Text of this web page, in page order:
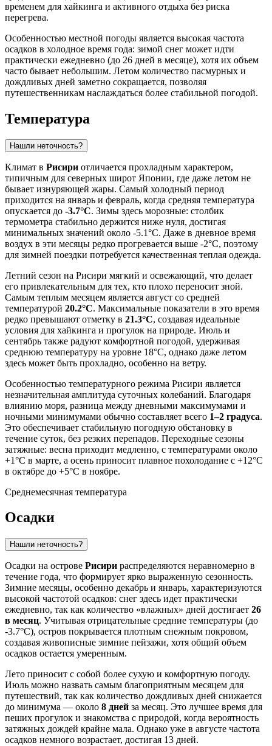
временем для хайкинга и активного отдыха без риска
перегрева.
Особенностью местной погоды является высокая частота
осадков в холодное время года: зимой снег может идти
практически ежедневно (до 26 дней в месяце), хотя их объем
часто бывает небольшим. Летом количество пасмурных и
дождливых дней заметно сокращается, позволяя
путешественникам наслаждаться более стабильной погодой.
Температура
Нашли неточность?
Климат в Рисири отличается прохладным характером,
типичным для северных широт Японии, где даже летом не
бывает изнуряющей жары. Самый холодный период
приходится на январь и февраль, когда средняя температура
опускается до -3.7°C. Зимы здесь морозные: столбик
термометра стабильно держится ниже нуля, достигая
минимальных значений около -5.1°C. Даже в дневное время
воздух в эти месяцы редко прогревается выше -2°C, поэтому
для зимней поездки потребуется качественная теплая одежда.
Летний сезон на Рисири мягкий и освежающий, что делает
его привлекательным для тех, кто плохо переносит зной.
Самым теплым месяцем является август со средней
температурой 20.2°C. Максимальные показатели в это время
редко превышают отметку в 21.3°C, создавая идеальные
условия для хайкинга и прогулок на природе. Июль и
сентябрь также радуют комфортной погодой, удерживая
среднюю температуру на уровне 18°C, однако даже летом
здесь может быть прохладно, особенно на ветру.
Особенностью температурного режима Рисири является
незначительная амплитуда суточных колебаний. Благодаря
влиянию моря, разница между дневными максимумами и
ночными минимумами обычно составляет всего 1–2 градуса.
Это обеспечивает стабильную погодную обстановку в
течение суток, без резких перепадов. Переходные сезоны
затяжные: весна приходит медленно, с температурами около
+1°C в марте, а осень приносит плавное похолодание с +12°C
в октябре до +5°C в ноябре.
Среднемесячная температура
Осадки
Нашли неточность?
Осадки на острове Рисири распределяются неравномерно в
течение года, что формирует ярко выраженную сезонность.
Зимние месяцы, особенно декабрь и январь, характеризуются
высокой частотой осадков: снег здесь идет практически
ежедневно, так как количество «влажных» дней достигает 26
в месяц. Учитывая отрицательные средние температуры (до
-3.7°C), остров покрывается плотным снежным покровом,
создавая живописные зимние пейзажи, хотя общий объем
осадков остается умеренным.
Лето приносит с собой более сухую и комфортную погоду.
Июль можно назвать самым благоприятным месяцем для
путешествий, так как количество дождливых дней снижается
до минимума — около 8 дней за месяц. Это лучшее время для
пеших прогулок и знакомства с природой, когда вероятность
затяжных дождей крайне мала. Однако уже в августе частота
осадков немного возрастает, достигая 13 дней.